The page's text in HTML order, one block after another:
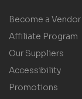
Become a Vendor
Affiliate Program
Our Suppliers
Accessibility
Promotions